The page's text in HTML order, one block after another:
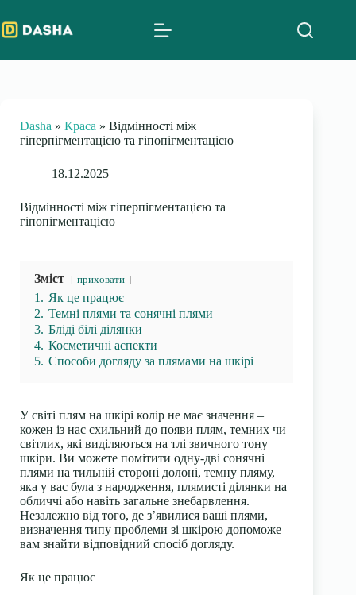
to
content
Dasha » Краса » Відмінності між
гіперпігментацією та гіпопігментацією
18.12.2025
Відмінності між гіперпігментацією та
гіпопігментацією
Зміст приховати
1. Як це працює
2. Темні плями та сонячні плями
3. Бліді білі ділянки
4. Косметичні аспекти
5. Способи догляду за плямами на шкірі
У світі плям на шкірі колір не має значення –
кожен із нас схильний до появи плям, темних чи
світлих, які виділяються на тлі звичного тону
шкіри. Ви можете помітити одну-дві сонячні
плями на тильній стороні долоні, темну пляму,
яка у вас була з народження, плямисті ділянки на
обличчі або навіть загальне знебарвлення.
Незалежно від того, де з’явилися ваші плями,
визначення типу проблеми зі шкірою допоможе
вам знайти відповідний спосіб догляду.
Як це працює